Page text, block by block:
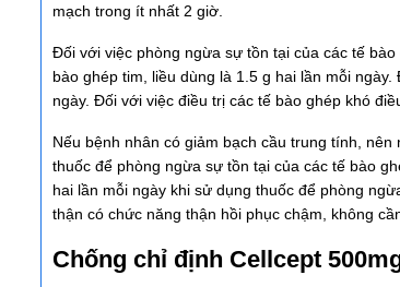
mạch trong ít nhất 2 giờ.
Đối với việc phòng ngừa sự tồn tại của các tế
bào ghép tim, liều dùng là 1.5 g hai lần mỗi
ngày. Đối với việc điều trị các tế bào ghép khó
Nếu bệnh nhân có giảm bạch cầu trung tính,
thuốc để phòng ngừa sự tồn tại của các tế bào
hai lần mỗi ngày khi sử dụng thuốc để phòng
thận có chức năng thận hồi phục chậm, không
Chống chỉ định Cellcept